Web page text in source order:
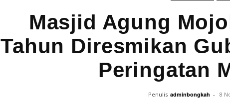
Masjid Agung
Tahun Diresmikan
Peringatan
Penulis adminbongkah - 8